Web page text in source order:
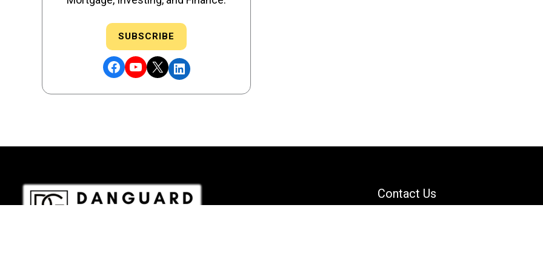
SUBSCRIBE
Facebook YouTube X LinkedIn
Contact Us